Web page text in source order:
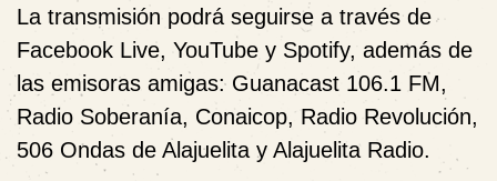
La transmisión podrá seguirse a través de
Facebook Live, YouTube y Spotify, además de
las emisoras amigas: Guanacast 106.1 FM,
Radio Soberanía, Conaicop, Radio Revolución,
506 Ondas de Alajuelita y Alajuelita Radio.